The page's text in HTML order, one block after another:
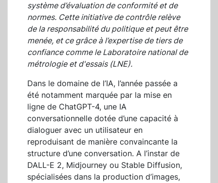
système d’évaluation de conformité et de
normes. Cette initiative de contrôle relève
de la responsabilité du politique et peut être
menée, et ce grâce à l’expertise de tiers de
confiance comme le Laboratoire national de
métrologie et d'essais (LNE).
Dans le domaine de l’IA, l’année passée a
été notamment marquée par la mise en
ligne de ChatGPT-4, une IA
conversationnelle dotée d’une capacité à
dialoguer avec un utilisateur en
reproduisant de manière convaincante la
structure d’une conversation. A l’instar de
DALL-E 2, Midjourney ou Stable Diffusion,
spécialisées dans la production d’images,